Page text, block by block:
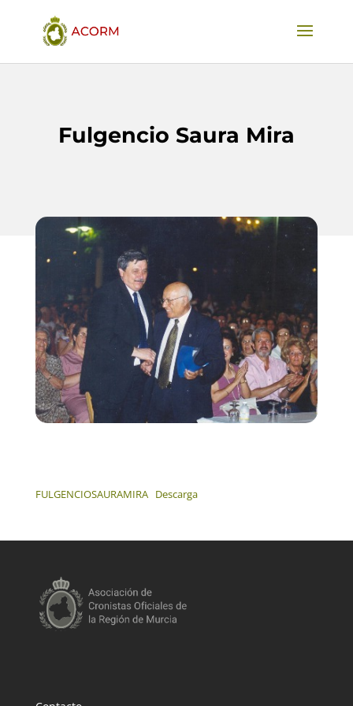
Fulgencio Saura Mira
FULGENCIOSAURAMIRA Descarga